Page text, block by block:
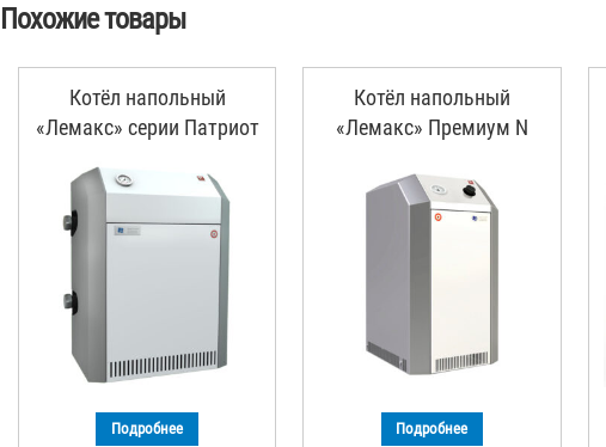
Похожие товары
Котёл напольный
«Лемакс» серии Патриот
Подробнее
Котёл напольный
«Лемакс» Премиум N
Подробнее